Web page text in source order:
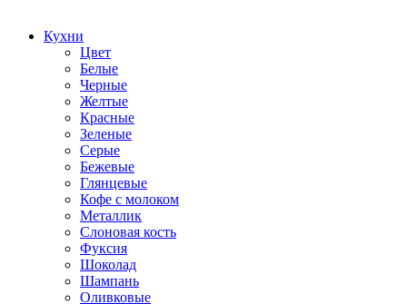
Кухни
Цвет
Белые
Черные
Желтые
Красные
Зеленые
Серые
Бежевые
Глянцевые
Кофе с молоком
Металлик
Слоновая кость
Фуксия
Шоколад
Шампань
Оливковые